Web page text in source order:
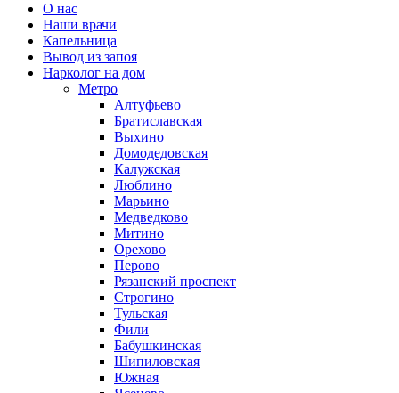
О нас
Наши врачи
Капельница
Вывод из запоя
Нарколог на дом
Метро
Алтуфьево
Братиславская
Выхино
Домодедовская
Калужская
Люблино
Марьино
Медведково
Митино
Орехово
Перово
Рязанский проспект
Строгино
Тульская
Фили
Бабушкинская
Шипиловская
Южная